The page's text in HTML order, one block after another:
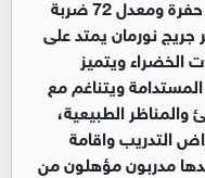
تصنيف عالمي رفيع تضم ملعب 18 حفرة ومعدل 72 ضربة
نورمان يمتد على
الخضراء ويتميز
المستدامة ويتناغم مع
والمناظر الطبيعية،
التدريب واقامة
من 9 حفر يرفدها مدربون مؤهلون من